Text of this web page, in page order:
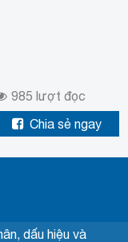
985 lượt đọc
Chia sẻ ngay
dấu hiệu và